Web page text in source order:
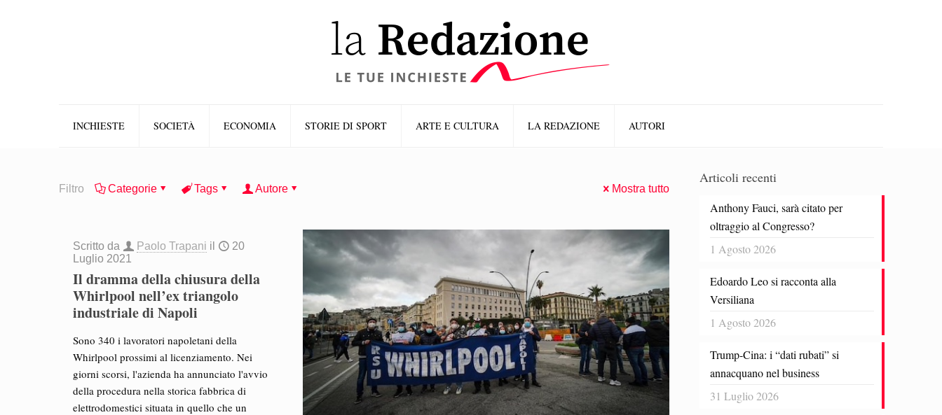
INCHIESTE SOCIETÀ ECONOMIA STORIE DI SPORT ARTE E CULTURA LA REDAZIONE AUTORI
Filtro Categorie Tags Autore Mostra tutto
Scritto da Paolo Trapani il
20
Luglio 2021
Il dramma della chiusura della
Whirlpool nell’ex triangolo
industriale di Napoli
Sono 340 i lavoratori napoletani della
Whirlpool prossimi al licenziamento. Nei
giorni scorsi, l'azienda ha annunciato l'avvio
della procedura nella storica fabbrica di
elettrodomestici situata in quello che un
Articoli recenti
Anthony Fauci, sarà citato per
oltraggio al Congresso?
1 Agosto 2026
Edoardo Leo si racconta alla
Versiliana
1 Agosto 2026
Trump-Cina: i “dati rubati” si
annacquano nel business
31 Luglio 2026